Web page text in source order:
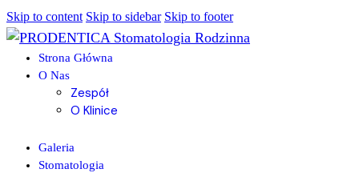
Skip to content Skip to sidebar Skip to footer
Strona Główna
O Nas
Zespół
O Klinice
Galeria
Stomatologia